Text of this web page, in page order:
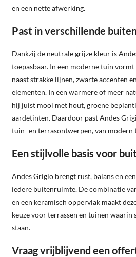
en een nette afwerking.
Past in verschillende
Dankzij de neutrale grijze kleur is
toepasbaar. In een moderne tuin vormt
naast strakke lijnen, zwarte accenten
elementen. In een warmere of meer
hij juist mooi met hout, groene
aardetinten. Daardoor past Andes
tuin- en terrasontwerpen, van
Een stijlvolle basis voor
Andes Grigio brengt rust, balans en
iedere buitenruimte. De combinatie
en een keramisch oppervlak maakt
keuze voor terrassen en tuinen waarin
staan.
Vraag vrijblijvend een